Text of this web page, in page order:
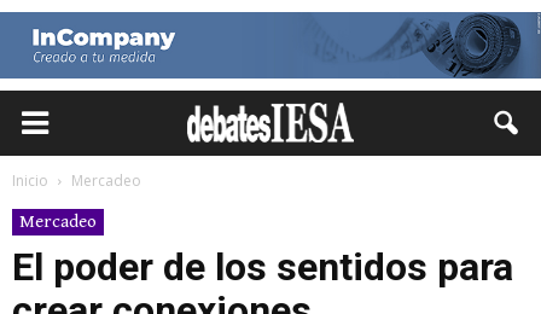
Inicio
Mercadeo
Mercadeo
El poder de los sentidos para